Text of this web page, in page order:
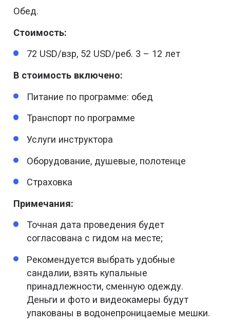
Обед.
Стоимость:
72 USD/взр, 52 USD/реб. 3 – 12 лет
В стоимость включено:
Питание по программе: обед
Транспорт по программе
Услуги инструктора
Оборудование, душевые, полотенце
Страховка
Примечания:
Точная дата проведения будет
согласована с гидом на месте;
Рекомендуется выбрать удобные
сандалии, взять купальные
принадлежности, сменную одежду.
Деньги и фото и видеокамеры будут
упакованы в водонепроницаемые мешки.